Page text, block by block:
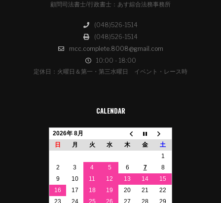
顧問司法書士/行政書士：あす綜合法務事務所
(048)526-1514
(048)526-1514
mcc.complete.8008@gmail.com
10:00 - 18:00
定休日：火曜日＆第一・第三水曜日 イベント・レース時
CALENDAR
2026年 8月
日
月 火 水 木 金
土
1
2
3 4 5 6 7
8
9
10 11 12 13 14
15
16
17 18 19 20 21
22
23
24 25 26 27 28 29